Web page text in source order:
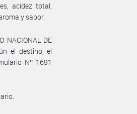
acidez total,
y sabor.
DE
el destino, el
Nº 1691